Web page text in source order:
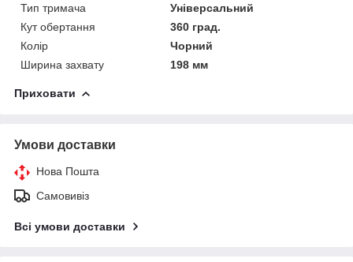
Тип тримача
Універсальний
Кут обертання
360 град.
Колір
Чорний
Ширина захвату
198 мм
Приховати
Умови доставки
Нова Пошта
Самовивіз
Всі умови доставки